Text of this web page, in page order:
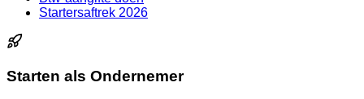
Startersaftrek 2026
Starten als Ondernemer